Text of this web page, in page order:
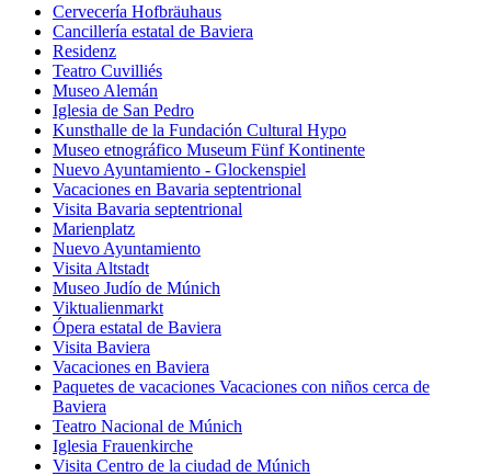
Cervecería Hofbräuhaus
Cancillería estatal de Baviera
Residenz
Teatro Cuvilliés
Museo Alemán
Iglesia de San Pedro
Kunsthalle de la Fundación Cultural Hypo
Museo etnográfico Museum Fünf Kontinente
Nuevo Ayuntamiento - Glockenspiel
Vacaciones en Bavaria septentrional
Visita Bavaria septentrional
Marienplatz
Nuevo Ayuntamiento
Visita Altstadt
Museo Judío de Múnich
Viktualienmarkt
Ópera estatal de Baviera
Visita Baviera
Vacaciones en Baviera
Paquetes de vacaciones Vacaciones con niños cerca de
Baviera
Teatro Nacional de Múnich
Iglesia Frauenkirche
Visita Centro de la ciudad de Múnich